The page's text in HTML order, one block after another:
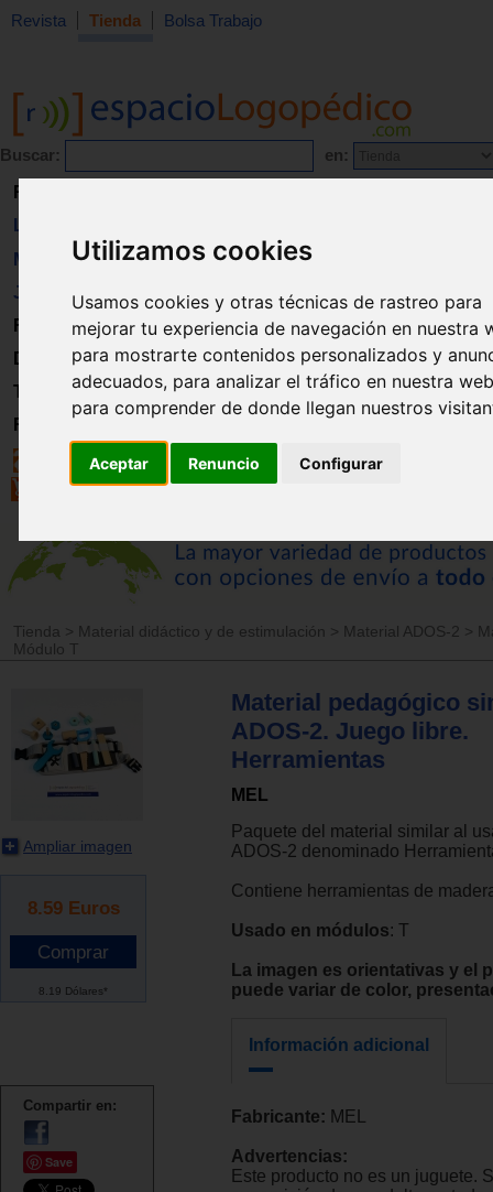
Utilizamos cookies
Usamos cookies y otras técnicas de rastreo para
mejorar tu experiencia de navegación en nuestra
para mostrarte contenidos personalizados y
adecuados, para analizar el tráfico en nuestra
para comprender de donde llegan nuestros
Aceptar Renuncio Configurar
Revista Tienda Bolsa Trabajo
Buscar: en:
Revista
Libros
Material
Juguetes
Formación
Directorio
Trabajo
Registro
Tienda > Material didáctico y de estimulación > Material ADOS-2 >
Módulo T
Ampliar imagen
8.59 Euros
8.19 Dólares*
Compartir en:
Save
Material pedagógico
ADOS-2. Juego libre.
Herramientas
MEL
Paquete del material similar al
ADOS-2 denominado
Contiene herramientas de
Usado en módulos: T
La imagen es orientativas y el
puede variar de color,
Información adicional
Fabricante: MEL
Advertencias:
Este producto no es un juguete.